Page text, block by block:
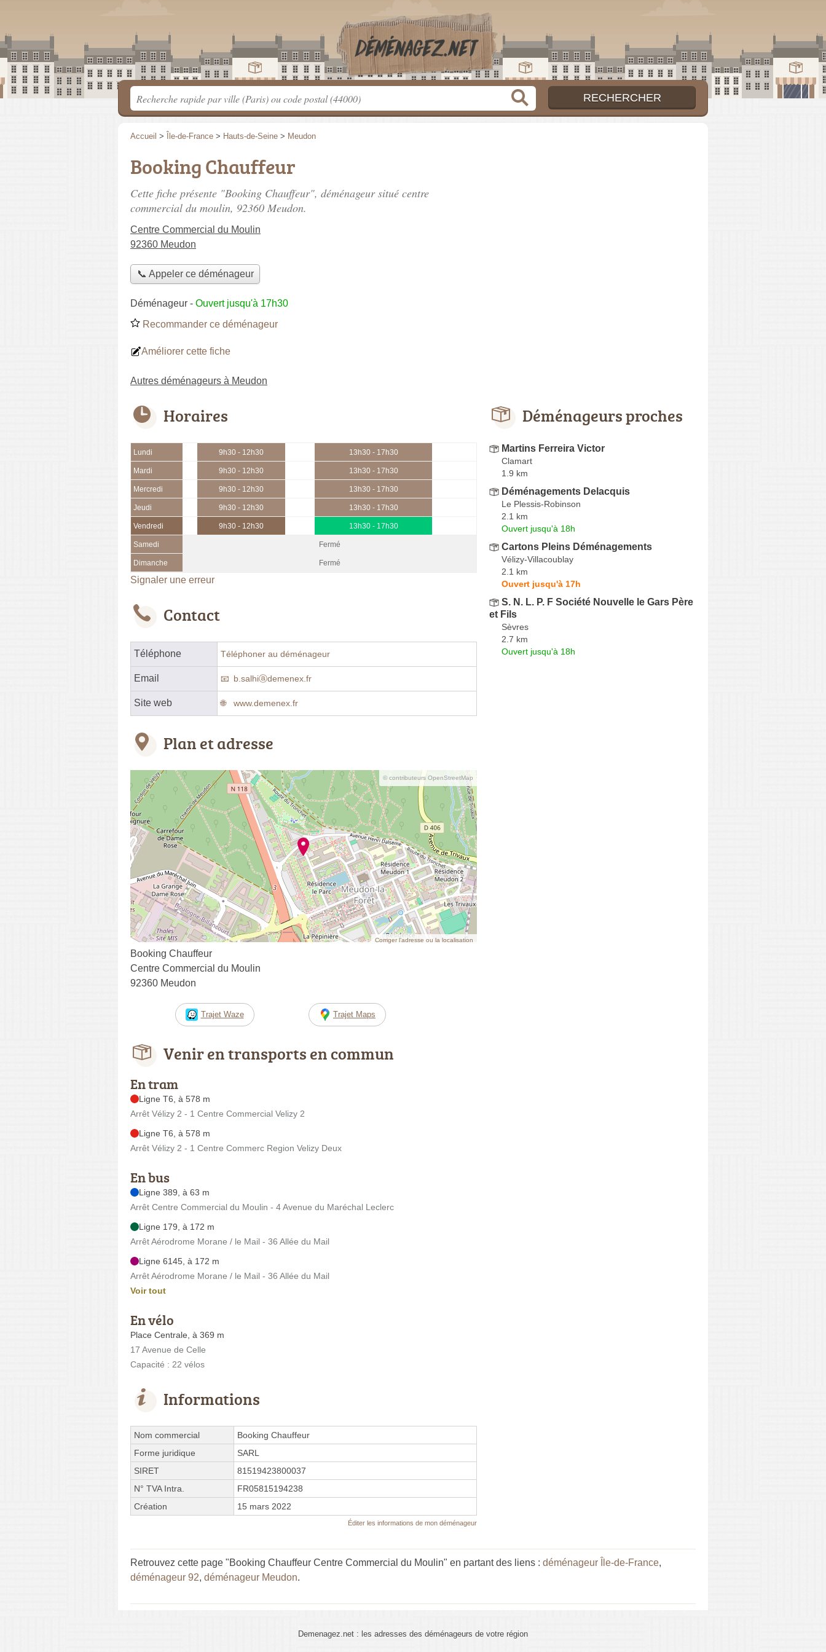
Accueil > Île-de-France > Hauts-de-Seine > Meudon
Booking Chauffeur
Cette fiche présente "Booking Chauffeur", déménageur situé centre
commercial du moulin, 92360 Meudon.
Centre Commercial du Moulin
92360 Meudon
📞 Appeler ce déménageur
Déménageur - Ouvert jusqu'à 17h30
Recommander ce déménageur
Améliorer cette fiche
Autres déménageurs à Meudon
Horaires
Lundi 9h30 - 12h30 13h30 - 17h30
Mardi 9h30 - 12h30 13h30 - 17h30
Mercredi 9h30 - 12h30 13h30 - 17h30
Jeudi 9h30 - 12h30 13h30 - 17h30
Vendredi 9h30 - 12h30 13h30 - 17h30
Samedi Fermé
Dimanche Fermé
Signaler une erreur
Contact
Téléphone Téléphoner au déménageur
Email b.salhiⓐdemenex.fr
Site web www.demenex.fr
Plan et adresse
© contributeurs OpenStreetMap
Corriger l’adresse ou la localisation
Booking Chauffeur
Centre Commercial du Moulin
92360 Meudon
Trajet Waze Trajet Maps
Venir en transports en commun
En tram
Ligne T6, à 578 m
Arrêt Vélizy 2 - 1 Centre Commercial Velizy 2
Ligne T6, à 578 m
Arrêt Vélizy 2 - 1 Centre Commerc Region Velizy Deux
En bus
Ligne 389, à 63 m
Arrêt Centre Commercial du Moulin - 4 Avenue du Maréchal Leclerc
Ligne 179, à 172 m
Arrêt Aérodrome Morane / le Mail - 36 Allée du Mail
Ligne 6145, à 172 m
Arrêt Aérodrome Morane / le Mail - 36 Allée du Mail
Voir tout
En vélo
Place Centrale, à 369 m
17 Avenue de Celle
Capacité : 22 vélos
Informations
Nom commercial
Booking Chauffeur
Forme juridique
SARL
SIRET
81519423800037
N° TVA Intra.
FR05815194238
Création
15 mars 2022
Éditer les informations de mon déménageur
Déménageurs proches
Martins Ferreira Victor
Clamart
1.9 km
Déménagements Delacquis
Le Plessis-Robinson
2.1 km
Ouvert jusqu'à 18h
Cartons Pleins Déménagements
Vélizy-Villacoublay
2.1 km
Ouvert jusqu'à 17h
S. N. L. P. F Société Nouvelle le Gars Père
et Fils
Sèvres
2.7 km
Ouvert jusqu'à 18h
Retrouvez cette page "Booking Chauffeur Centre Commercial du Moulin" en partant des liens : déménageur Île-de-France,
déménageur 92, déménageur Meudon.
Demenagez.net : les adresses des déménageurs de votre région